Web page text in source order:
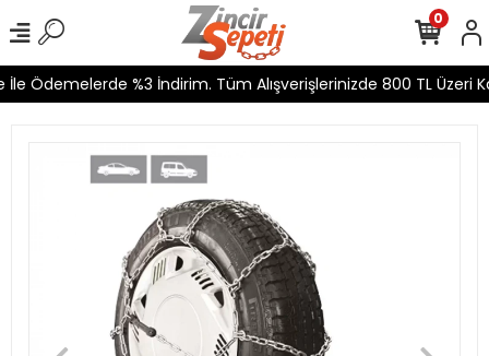
Ödemelerde %3 İndirim. Tüm Alışverişlerinizde 800 TL Üzeri
0